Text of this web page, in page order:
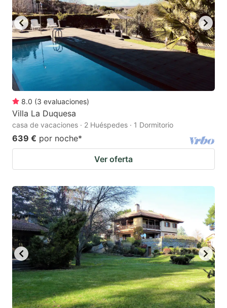
key
to
get
the
keyboard
shortcuts
for
changing
dates.
key
to
get
the
keyboard
shortcuts
dates.
8.0 (3 evaluaciones)
Villa La Duquesa
casa de vacaciones · 2 Huéspedes · 1 Dormitorio
639 € por noche*
Ver oferta